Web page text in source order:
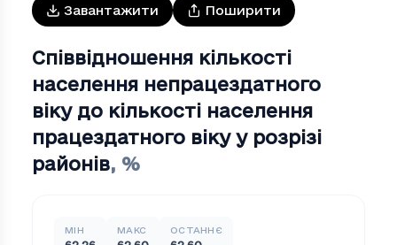
Завантажити Поширити
Співвідношення кількості
населення непрацездатного
віку до кількості населення
працездатного віку у розрізі
районів, %
МІН МАКС ОСТАННЄ